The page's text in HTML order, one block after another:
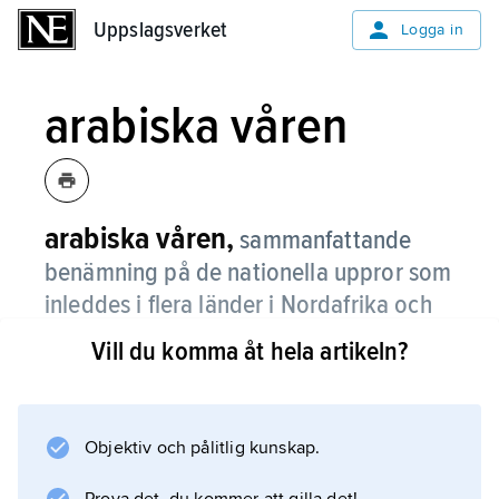
Uppslagsverket Logga in
arabiska våren
arabiska våren, sammanfattande
benämning på de nationella uppror som
inleddes i flera länder i Nordafrika och
Mellanöstern under 2011.
Egypten, Jemen, Bahrain och Libyen samt
Vill du komma åt hela artikeln?
Objektiv och pålitlig kunskap.